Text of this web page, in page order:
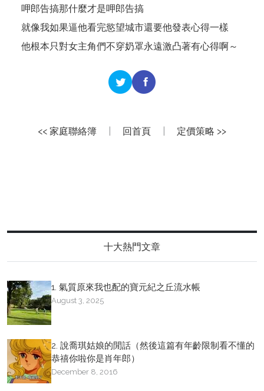
呷郎告搞那什麼才是呷郎告搞
就像我如果逼他看完慾望城市還要他發表心得一樣
他根本只對女主角們不穿奶罩永遠激凸著有心得啊～
<< 家庭聯絡簿 回首頁 定價策略 >>
十大熱門文章
1. 氣質原來我也配的寶元紀之丘流水帳
August 3, 2025
2. 說喬琪姑娘的閒話（然後這篇有年齡限制看不懂的
恭禧你啦你是肖年郎）
December 8, 2016